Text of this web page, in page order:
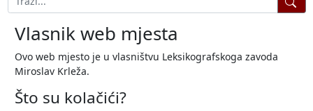
Vlasnik web mjesta
Ovo web mjesto je u vlasništvu Leksikografskoga zavoda
Miroslav Krleža.
Što su kolačići?